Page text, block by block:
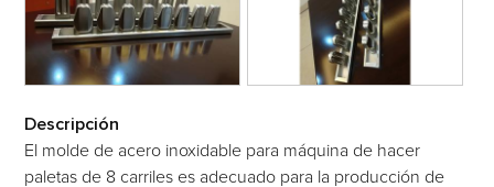
Descripción
El molde de acero inoxidable para máquina de hacer
paletas de 8 carriles es adecuado para la producción de